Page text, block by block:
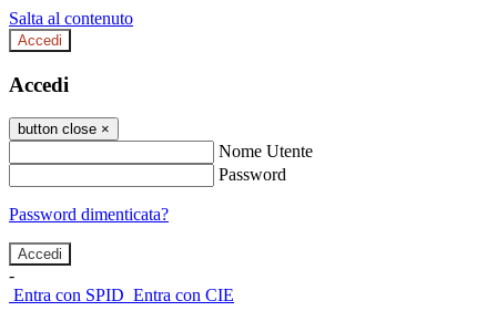
Salta al contenuto
Accedi
Accedi
button close ×
Nome Utente
Password
Password dimenticata?
-
Entra con SPID Entra con CIE